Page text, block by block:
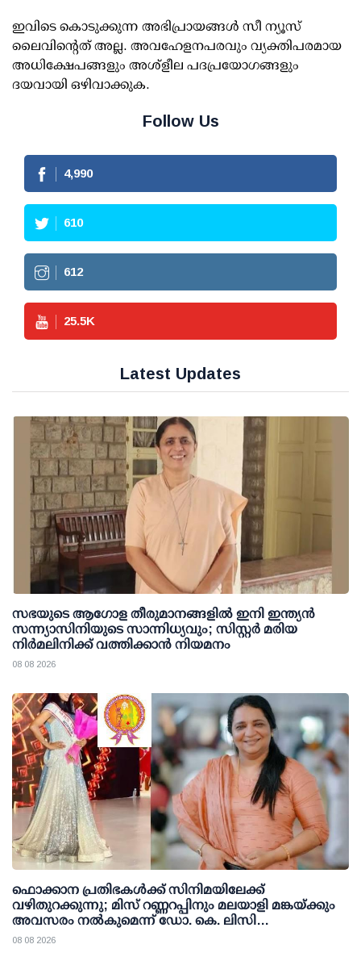
ഇവിടെ കൊടുക്കുന്ന അഭിപ്രായങ്ങള്‍ സീ ന്യൂസ്
ലൈവിന്റെത് അല്ല. അവഹേളനപരവും വ്യക്തിപരമായ
അധിക്ഷേപങ്ങളും അശ്‌ളീല പദപ്രയോഗങ്ങളും
ദയവായി ഒഴിവാക്കുക.
Follow Us
4,990
610
612
25.5K
Latest Updates
സഭയുടെ ആഗോള തീരുമാനങ്ങളിൽ ഇനി ഇന്ത്യൻ
സന്ന്യാസിനിയുടെ സാന്നിധ്യവും; സിസ്റ്റർ മരിയ
നിർമലിനിക്ക് വത്തിക്കാൻ നിയമനം
08 08 2026
ഫൊക്കാന പ്രതിഭകള്‍ക്ക് സിനിമയിലേക്ക്
വഴിതുറക്കുന്നു; മിസ് റണ്ണറപ്പിനും മലയാളി മങ്കയ്ക്കും
അവസരം നല്‍കുമെന്ന് ഡോ. കെ. ലിസി
ഫെര്‍ണാണ്ടസ്
08 08 2026